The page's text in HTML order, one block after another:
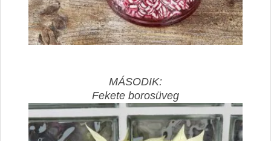
MÁSODIK:
Fekete borosüveg